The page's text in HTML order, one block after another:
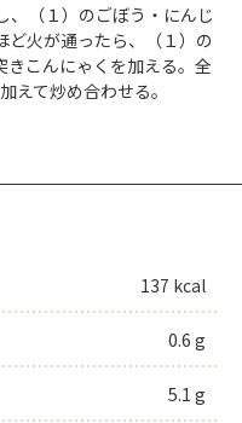
、（１）のごぼう・にんじ
ど火が通ったら、（１）の
きこんにゃくを加える。全
えて炒め合わせる。
137 kcal
0.6 g
5.1 g